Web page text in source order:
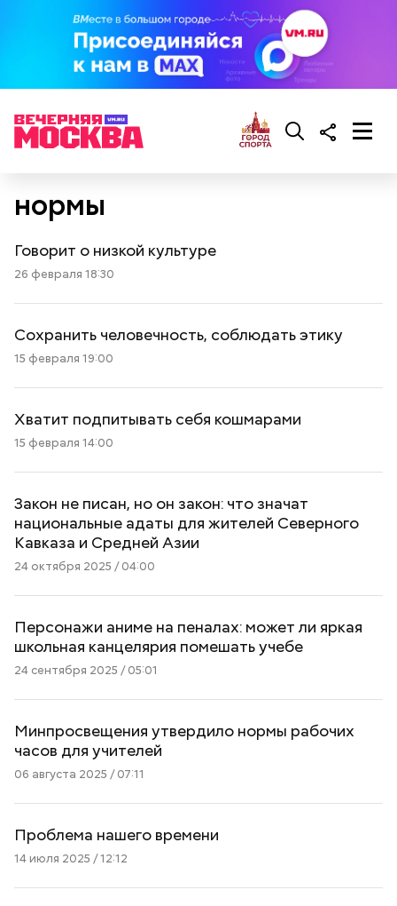
нормы
Говорит о низкой культуре
26 февраля 18:30
Сохранить человечность, соблюдать этику
15 февраля 19:00
Хватит подпитывать себя кошмарами
15 февраля 14:00
Закон не писан, но он закон: что значат
национальные адаты для жителей Северного
Кавказа и Средней Азии
24 октября 2025 / 04:00
Персонажи аниме на пеналах: может ли яркая
школьная канцелярия помешать учебе
24 сентября 2025 / 05:01
Минпросвещения утвердило нормы рабочих
часов для учителей
06 августа 2025 / 07:11
Проблема нашего времени
14 июля 2025 / 12:12